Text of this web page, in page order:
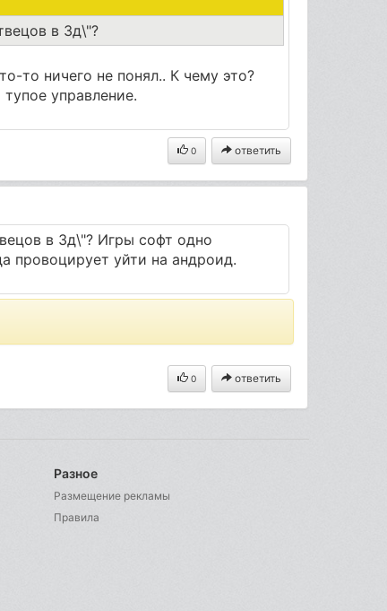
в 3д\"?
то ничего не понял.. К чему это?
управление.
0 ответить
в 3д\"? Игры софт одно
провоцирует уйти на андроид.
0 ответить
Разное
Размещение рекламы
Правила